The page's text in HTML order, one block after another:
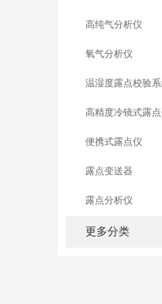
高纯气分析仪
氧气分析仪
温湿度露点校验
高精度冷镜式露
便携式露点仪
露点变送器
露点分析仪
更多分类